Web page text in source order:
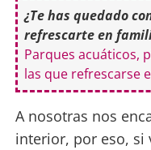
¿Te has quedado
refrescarte en
Parques acuáticos,
las que refrescarse
A nosotras nos
interior, por eso, si